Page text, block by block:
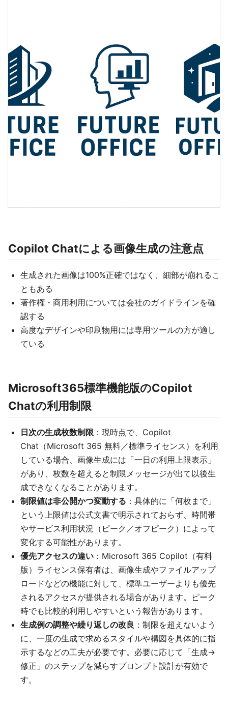
Copilot Chatによる画像生成の注意点
生成された画像は100%正確ではなく、細部が崩れるこ
ともある
著作権・商用利用については会社のガイドラインを確
認する
高度なデザインや印刷物用には専用ツールの方が適し
ている
Microsoft365標準機能版のCopilot
Chatの利用制限
日次の生成枚数制限 ：現時点で、Copilot
Chat（Microsoft 365 無料／標準ライセンス）を利用
している場合、画像生成には「一日の利用上限表示」
があり、枚数を超えると制限メッセージが出て以後生
成できなくなることがあります。
制限値は非公開かつ変動する ：具体的に「何枚まで」
という上限値は公式文書で明示されておらず、時間帯
やサービス利用状況（ピーク／オフピーク）によって
変化する可能性があります。
優先アクセスの違い ：Microsoft 365 Copilot（有料
版）ライセンス保有者は、画像生成やファイルアップ
ロードなどの機能に対して、標準ユーザーよりも優先
されるアクセスが提供される場合があります。ピーク
時でも比較的利用しやすいという報告があります。
生成例の調整や繰り返しの改良 ：制限を超えないよう
に、一度の生成で求めるスタイルや構図を具体的に指
示するなどの工夫が必要です。必要に応じて「生成→
修正」のステップを減らすプロンプト設計が有効で
す。